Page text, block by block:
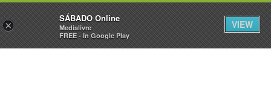
Sábado Assine Iniciar Sessão
×
SÁBADO Online
Medialivre
FREE - In Google Play
VIEW